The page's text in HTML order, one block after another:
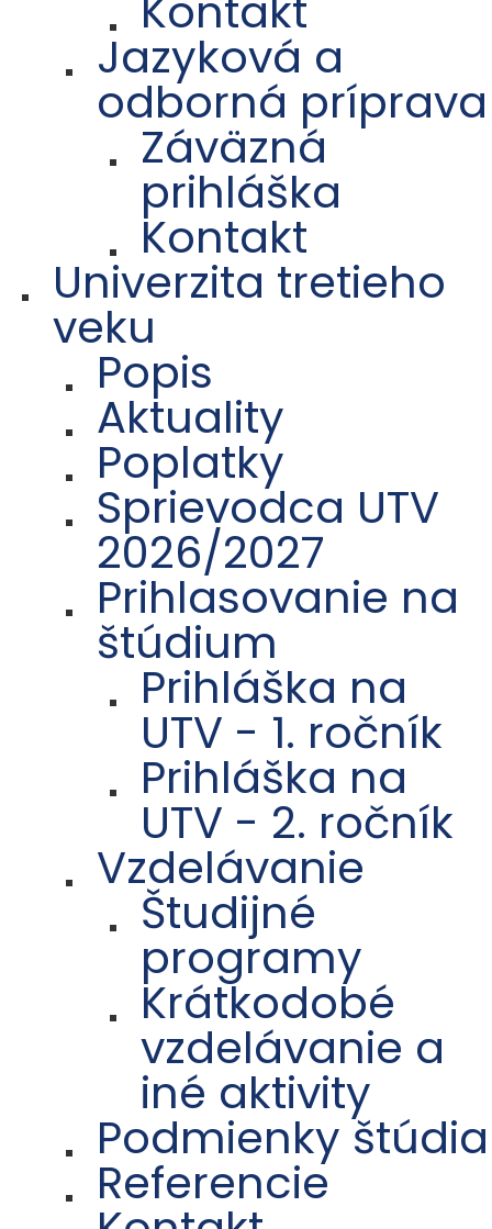
Jazyková a
odborná príprava
Záväzná
prihláška
Kontakt
Univerzita tretieho
veku
Popis
Aktuality
Poplatky
Sprievodca UTV
2026/2027
Prihlasovanie na
štúdium
Prihláška na
UTV - 1. ročník
Prihláška na
UTV - 2. ročník
Vzdelávanie
Študijné
programy
Krátkodobé
vzdelávanie a
iné aktivity
Podmienky štúdia
Referencie